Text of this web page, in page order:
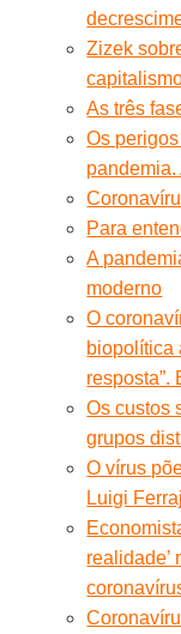
Zizek
As três
Os
Para
A
moderno
O
biopolítica
resposta”.
Os custos
grupos
O vírus
Luigi
realidade’